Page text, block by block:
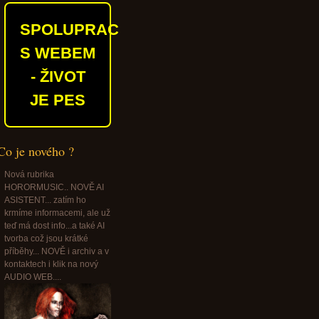
SPOLUPRACUJEME
S WEBEM
- ŽIVOT
JE PES
je nového ?
Nová rubrika
HORORMUSIC.. NOVĚ AI
ASISTENT... zatím ho
krmíme informacemi, ale už
teď má dost info...a také AI
tvorba což jsou krátké
příběhy... NOVĚ i archiv a v
kontaktech i klik na nový
AUDIO WEB....